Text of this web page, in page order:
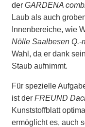
der GARDENA
Laub als auch
Innenbereiche, wie
Nölle Saalbesen Q.-
Wahl, da er dank
Staub aufnimmt.
Für spezielle
ist der FREUND
Kunststoffblatt
ermöglicht es, auch